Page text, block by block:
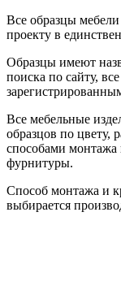
Все образцы
проекту в
Образцы имеют
поиска по сайту,
Все мебельные
образцов по цвету,
способами
фурнитуры.
Способ монтажа и
выбирается